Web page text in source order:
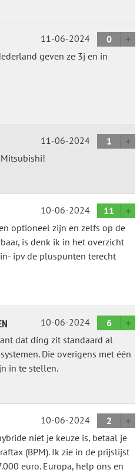
11-06-2024
0
geven ze 3j en in
11-06-2024
1
10-06-2024
11
optioneel zijn en zelfs op de
is denk ik in het overzicht
ipv de pluspunten terecht
10-06-2024
6
dat ding zit standaard al
Die overigens met één
in te stellen.
10-06-2024
2
niet je keuze is, betaal je
(BPM). Ik zie in de prijslijst
euro. Europa, help ons en